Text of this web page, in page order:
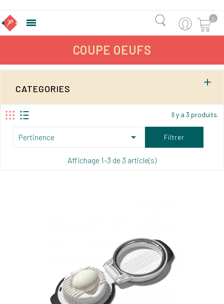
 0
COUPE OEUFS
CATEGORIES

Il y a 3 produits.
Pertinence  Filtrer
Affichage 1-3 de 3 article(s)